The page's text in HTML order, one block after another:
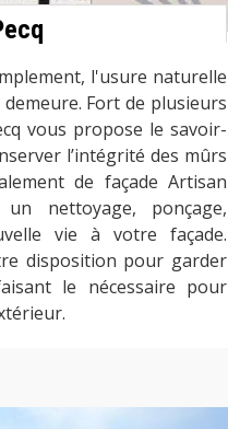
l'usure naturelle
Fort de plusieurs
vous propose le savoir-
l’intégrité des mûrs
de façade Artisan
nettoyage, ponçage,
vie à votre façade.
disposition pour garder
le nécessaire pour